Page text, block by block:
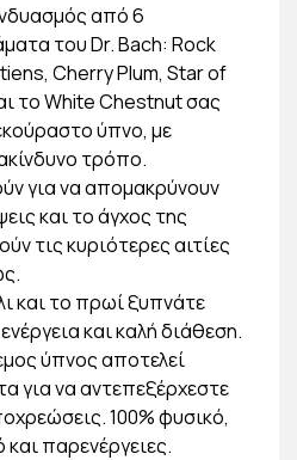
από 6
του Dr. Bach: Rock
Cherry Plum, Star of
το White Chestnut σας
ύπνο, με
τρόπο.
για να απομακρύνουν
και το άγχος της
τις κυριότερες αιτίες
και το πρωί ξυπνάτε
και καλή διάθεση.
ύπνος αποτελεί
για να αντεπεξέρχεστε
100% φυσικό,
παρενέργειες.